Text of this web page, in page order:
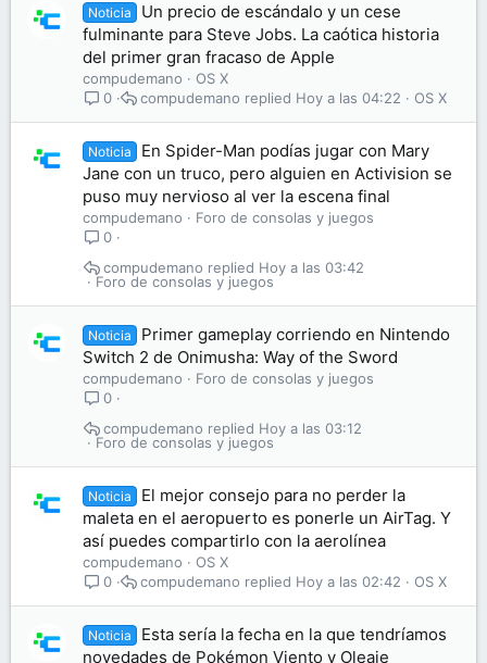
Noticia
Un precio de escándalo y un cese
fulminante para Steve Jobs. La caótica historia
del primer gran fracaso de Apple
compudemano
OS X
0
OS X
Hoy a las 04:22
compudemano
Noticia
En Spider-Man podías jugar con Mary
Jane con un truco, pero alguien en Activision se
puso muy nervioso al ver la escena final
compudemano
Foro de consolas y juegos
0
Foro de consolas y juegos
Hoy a las 03:42
compudemano
Noticia
Primer gameplay corriendo en Nintendo
Switch 2 de Onimusha: Way of the Sword
compudemano
Foro de consolas y juegos
0
Foro de consolas y juegos
Hoy a las 03:12
compudemano
Noticia
El mejor consejo para no perder la
maleta en el aeropuerto es ponerle un AirTag. Y
así puedes compartirlo con la aerolínea
compudemano
OS X
0
OS X
Hoy a las 02:42
compudemano
Noticia
Esta sería la fecha en la que tendríamos
novedades de Pokémon Viento y Oleaje